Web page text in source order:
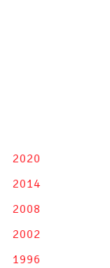
2020
2014
2008
2002
1996